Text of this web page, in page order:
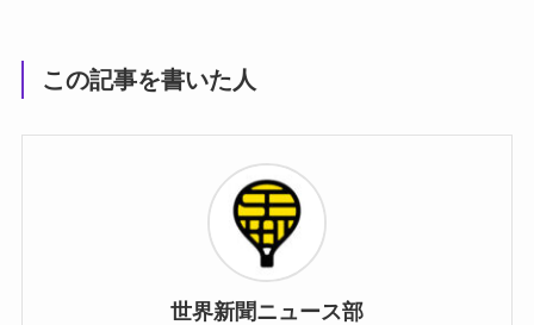
この記事を書いた人
世界新聞ニュース部